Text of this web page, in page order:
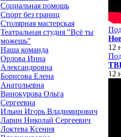
Социальная помощь
Спорт без границ
Столярная мастерская
Театральная студия "Всё ты
можешь"
Наша команда
Орлова Инна
Александровна
Борисова Елена
Анатольевна
Винокурова Ольга
Сергеевна
Ильин Игорь Владимирович
Ларин Николай Сергеевич
Локтева Ксения
12
12